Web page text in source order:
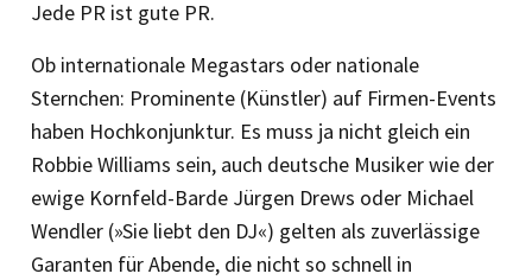
Jede PR ist gute PR.
Ob internationale Megastars oder nationale
Sternchen: Prominente (Künstler) auf Firmen-Events
haben Hochkonjunktur. Es muss ja nicht gleich ein
Robbie Williams sein, auch deutsche Musiker wie der
ewige Kornfeld-Barde Jürgen Drews oder ­Michael
Wendler (»Sie liebt den DJ«) gelten als zuverlässige
Garanten für Abende, die nicht so schnell in